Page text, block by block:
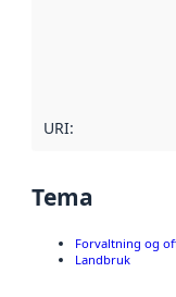
URI:
Tema
Forvaltning og
Landbruk